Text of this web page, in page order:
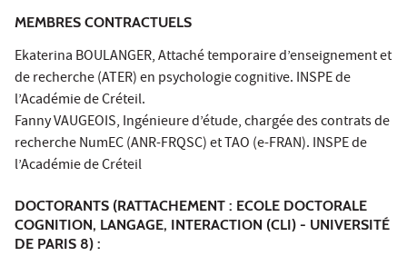
MEMBRES CONTRACTUELS
Ekaterina BOULANGER, Attaché temporaire d’enseignement et
de recherche (ATER) en psychologie cognitive. INSPE de
l’Académie de Créteil.
Fanny VAUGEOIS, Ingénieure d’étude, chargée des contrats de
recherche NumEC (ANR-FRQSC) et TAO (e-FRAN). INSPE de
l’Académie de Créteil
DOCTORANTS (RATTACHEMENT : ECOLE DOCTORALE
COGNITION, LANGAGE, INTERACTION (CLI) - UNIVERSITÉ
DE PARIS 8) :